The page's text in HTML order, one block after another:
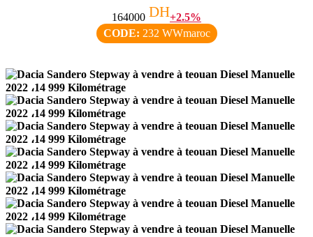
164000 DH+2.5%
CODE: 232 WWmaroc